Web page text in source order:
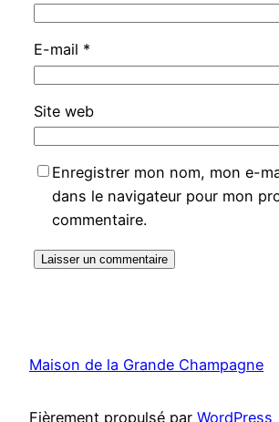
E-mail *
Site web
Enregistrer mon nom, mon e-
dans le navigateur pour mon
commentaire.
Maison de la Grande Champagne
Fièrement propulsé par WordPress